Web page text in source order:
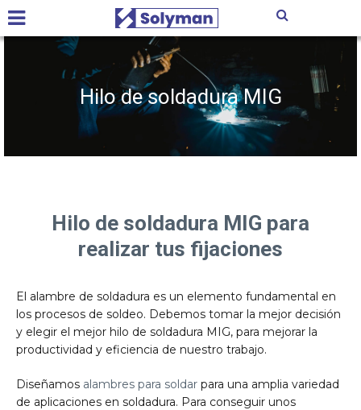
Hilo de soldadura MIG
Hilo de soldadura MIG para
realizar tus fijaciones
El alambre de soldadura es un elemento fundamental en
los procesos de soldeo. Debemos tomar la mejor decisión
y elegir el mejor hilo de soldadura MIG, para mejorar la
productividad y eficiencia de nuestro trabajo.
Diseñamos alambres para soldar para una amplia variedad
de aplicaciones en soldadura. Para conseguir unos